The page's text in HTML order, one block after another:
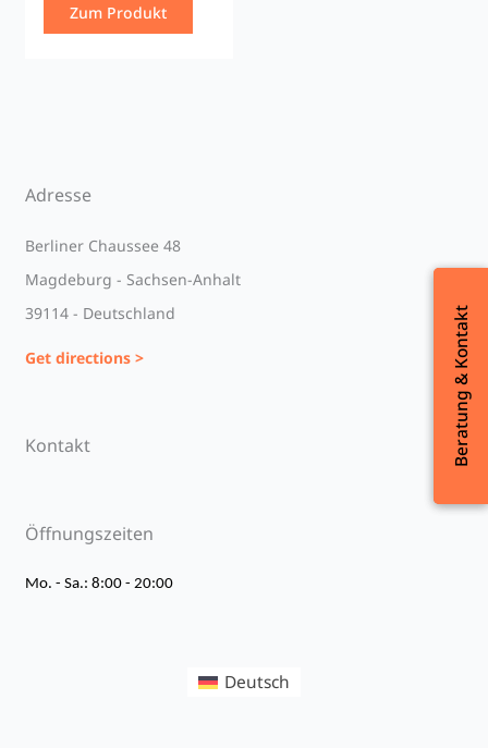
Zum Produkt
Adresse
Berliner Chaussee 48
Magdeburg - Sachsen-Anhalt
39114 - Deutschland
Get directions >
Kontakt
Öffnungszeiten
Mo. - Sa.: 8:00 - 20:00
Beratung & Kontakt
Deutsch
Beratung & Kontakt